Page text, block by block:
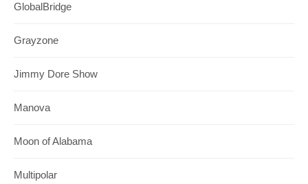
GlobalBridge
Grayzone
Jimmy Dore Show
Manova
Moon of Alabama
Multipolar